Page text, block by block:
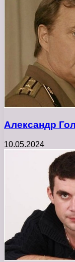
Александр
10.05.2024